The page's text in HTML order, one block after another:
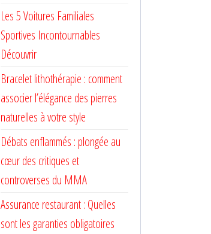
Les 5 Voitures Familiales
Sportives Incontournables
Découvrir
Bracelet lithothérapie : comment
associer l’élégance des pierres
naturelles à votre style
Débats enflammés : plongée au
cœur des critiques et
controverses du MMA
Assurance restaurant : Quelles
sont les garanties obligatoires